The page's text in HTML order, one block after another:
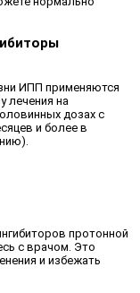
ИПП применяются
лечения на
дозах с
и более в
протонной
с врачом. Это
и избежать